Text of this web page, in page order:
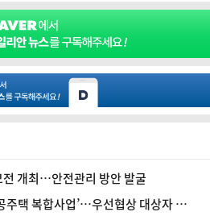
개최…안전관리 방안 발굴
주택 복합사업’…우선협상 대상자 확